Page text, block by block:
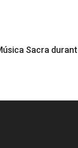
Sacra